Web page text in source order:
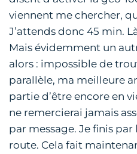
viennent me chercher,
J’attends donc 45 min.
Mais évidemment un
alors : impossible de
parallèle, ma meilleure
partie d’être encore en
ne remercierai jamais
par message. Je finis par
route. Cela fait